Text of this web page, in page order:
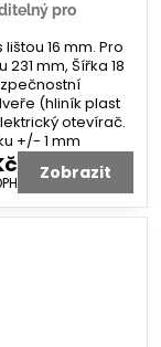
pro
16 mm. Pro
mm, Šířka 18
(hliník plast
otevírač.
+/- 1 mm
Zobrazit